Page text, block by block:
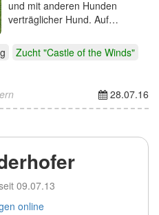
und mit anderen Hunden
verträglicher Hund. Auf…
Zucht "Castle of the Winds"
28.07.16
09.07.13
online